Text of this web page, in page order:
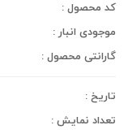
کد محصول :
موجودی انبار :
گارانتی محصول :
تاریخ :
تعداد نمایش :